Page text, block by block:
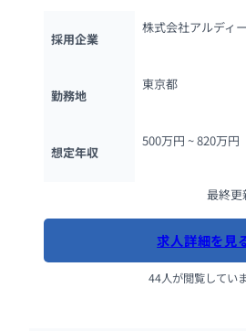
採用企業
株式会社アルディ
勤務地
東京都
想定年収
500万円 ~ 820万円
最終更
求人詳細を見
44人が閲覧してい